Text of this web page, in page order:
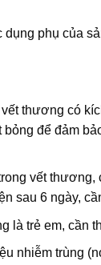
phụ của
thương có
bỏng để đảm
vết
sau 6 ngày,
là trẻ em, cần
nhiễm trùng